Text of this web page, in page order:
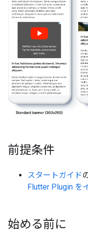
前提条件
スタートガイド
Flutter Plugin を
始める前に